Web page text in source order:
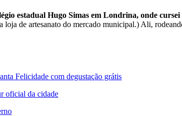
estadual Hugo Simas em Londrina, onde
de artesanato do mercado municipal.) Ali,
Felicidade com degustação grátis
oficial da cidade